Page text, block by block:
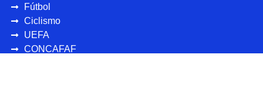
Fútbol
Ciclismo
UEFA
CONCAFAF